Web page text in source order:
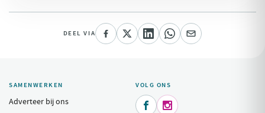
DEEL VIA
SAMENWERKEN
Adverteer bij ons
VOLG ONS
 